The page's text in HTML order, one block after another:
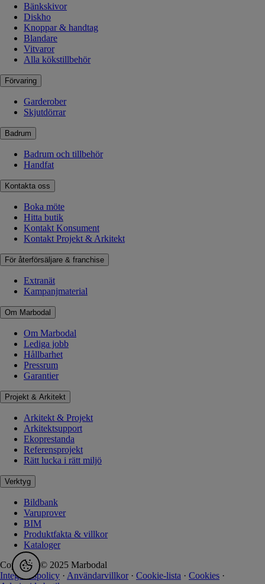
Bänkskivor
Diskho
Knoppar & handtag
Blandare
Vitvaror
Alla kökstillbehör
Förvaring
Garderober
Skjutdörrar
Badrum
Badrum och tillbehör
Handfat
Kontakta oss
Boka möte
Hitta butik
Kontakt Konsument
Kontakt Projekt & Arkitekt
För återförsäljare & franchise
Extranät
Kampanjmaterial
Om Marbodal
Om Marbodal
Lediga jobb
Hållbarhet
Pressrum
Garantier
Projekt & Arkitekt
Arkitekt & Projekt
Arkitektsupport
Ekoprestanda
Referensprojekt
Rätt lucka i rätt miljö
Verktyg
Bildbank
Varuprover
BIM
Produktfakta & villkor
Kataloger
Copyright © 2025 Marbodal
Integritetspolicy · Användarvillkor · Cookie-lista · Cookies ·